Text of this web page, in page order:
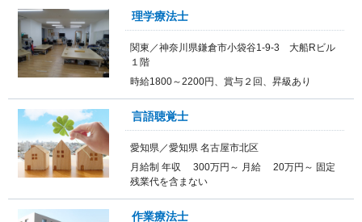
理学療法士
関東／神奈川県鎌倉市小袋谷1-9-3 大船Rビル
１階
時給1800～2200円、賞与２回、昇級あり
言語聴覚士
愛知県／愛知県 名古屋市北区
月給制 年収 300万円～ 月給 20万円～ 固定
残業代を含まない
作業療法士